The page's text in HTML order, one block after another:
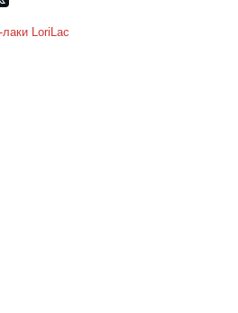
лаки LoriLac